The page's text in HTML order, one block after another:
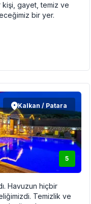
kişi, gayet, temiz ve
bir yer.
Kalkan / Patara
5
Havuzun hiçbir
Temizlik ve